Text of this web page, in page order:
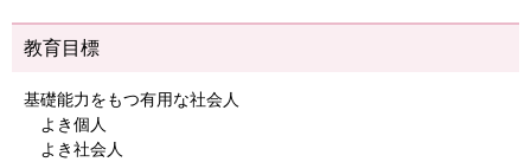
教育目標
基礎能力をもつ有用な社会人
よき個人
よき社会人